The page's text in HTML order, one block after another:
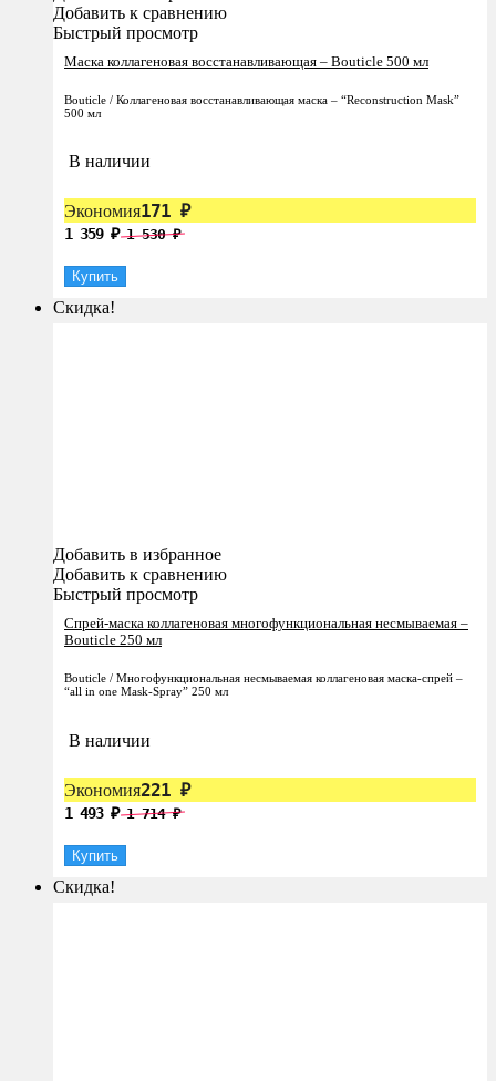
Добавить к сравнению
Быстрый просмотр
Маска коллагеновая восстанавливающая – Bouticle 500 мл
Bouticle / Коллагеновая восстанавливающая маска – “Reconstruction Mask”
500 мл
В наличии
Экономия171 ₽
1 359 ₽ 1 530₽
Купить
Скидка!
Добавить в избранное
Добавить к сравнению
Быстрый просмотр
Спрей-маска коллагеновая многофункциональная несмываемая –
Bouticle 250 мл
Bouticle / Многофункциональная несмываемая коллагеновая маска-спрей –
“all in one Mask-Spray” 250 мл
В наличии
Экономия221 ₽
1 493 ₽ 1 714₽
Купить
Скидка!